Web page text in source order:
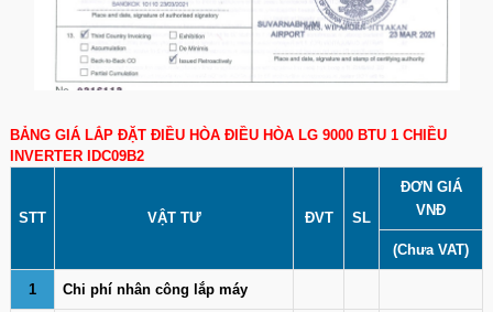
BẢNG GIÁ LẮP ĐẶT ĐIỀU HÒA ĐIỀU HÒA LG 9000 BTU 1 CHIỀU
INVERTER IDC09B2
STT VẬT TƯ ĐVT SL
ĐƠN GIÁ
VNĐ
(Chưa VAT)
1 Chi phí nhân công lắp máy